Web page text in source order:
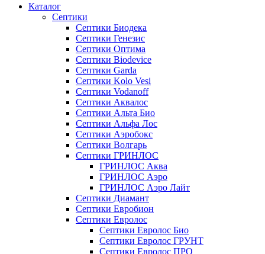
Каталог
Септики
Септики Биодека
Септики Генезис
Септики Оптима
Септики Biodevice
Септики Garda
Септики Kolo Vesi
Септики Vodanoff
Септики Аквалос
Септики Альта Био
Септики Альфа Лос
Септики Аэробокс
Септики Волгарь
Септики ГРИНЛОС
ГРИНЛОС Аква
ГРИНЛОС Аэро
ГРИНЛОС Аэро Лайт
Септики Диамант
Септики Евробион
Септики Евролос
Септики Евролос Био
Септики Евролос ГРУНТ
Септики Евролос ПРО